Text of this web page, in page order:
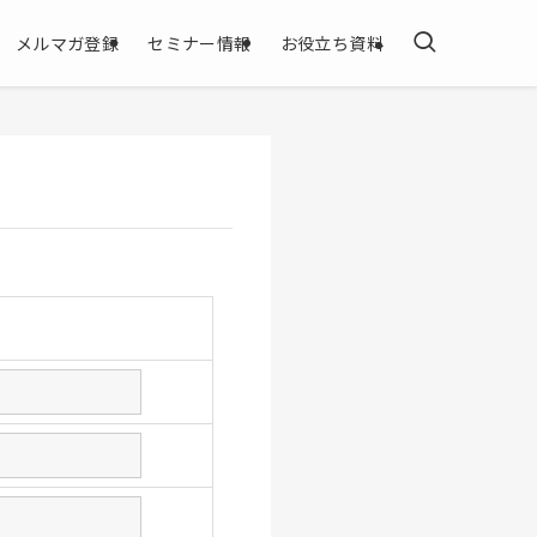
メルマガ登録 セミナー情報 お役立ち資料